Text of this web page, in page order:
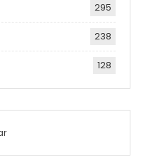
295
238
128